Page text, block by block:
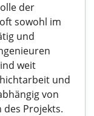
der
sowohl im
und
weit
und
von
Projekts.